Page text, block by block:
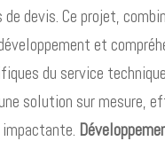
de devis. Ce projet,
et
du service
solution sur mesure,